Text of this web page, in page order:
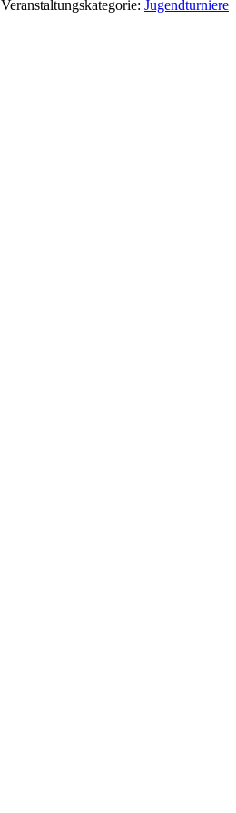
Veranstaltungskategorie: Jugendturniere